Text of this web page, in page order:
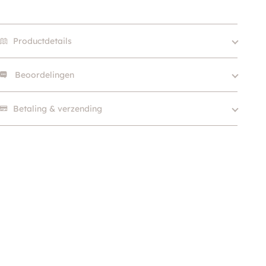
Productdetails
Size
Kleur
Wit
Merk
Beoordelingen
Betaling & verzending